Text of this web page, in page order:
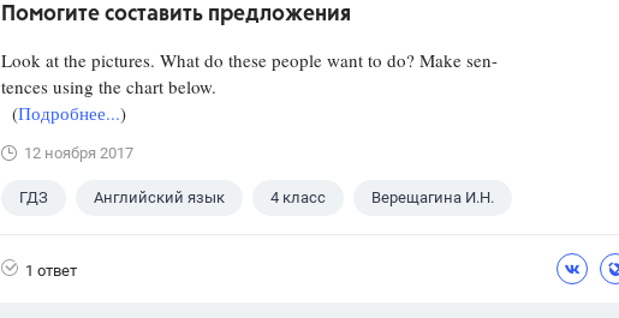
Помогите составить предложения
Look at the pictures. What do these people want to do? Make sen-
tences using the chart below.
(Подробнее...)
12 ноября 2017
ГДЗ Английский язык 4 класс Верещагина И.Н.
1 ответ